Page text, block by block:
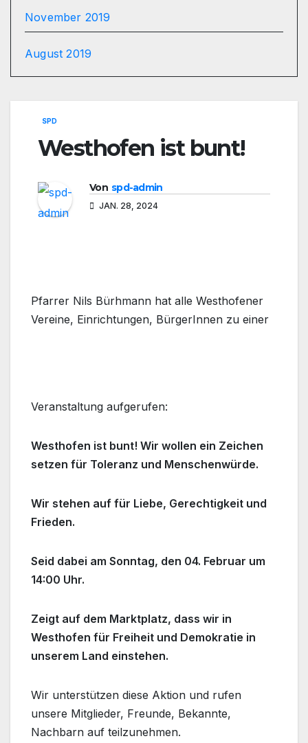
November 2019
August 2019
SPD
Westhofen ist bunt!
Von spd-admin
JAN. 28, 2024
Pfarrer Nils Bürhmann hat alle Westhofener
Vereine, Einrichtungen, BürgerInnen zu einer
Veranstaltung aufgerufen:
Westhofen ist bunt! Wir wollen ein Zeichen
setzen für Toleranz und Menschenwürde.
Wir stehen auf für Liebe, Gerechtigkeit und
Frieden.
Seid dabei am Sonntag, den 04. Februar um
14:00 Uhr.
Zeigt auf dem Marktplatz, dass wir in
Westhofen für Freiheit und Demokratie in
unserem Land einstehen.
Wir unterstützen diese Aktion und rufen
unsere Mitglieder, Freunde, Bekannte,
Nachbarn auf teilzunehmen.